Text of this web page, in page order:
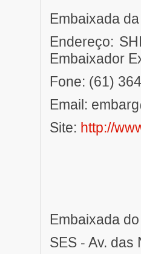
Embaixada
Endereço:
Embaixador
Fone: (61)
Email:
Site: http://
Embaixada
SES - Av. das